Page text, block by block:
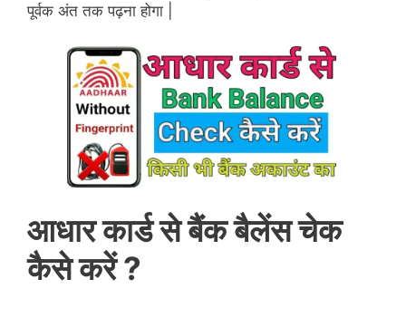
पूर्वक अंत तक पढ़ना होगा |
आधार कार्ड से बैंक बैलेंस चेक
कैसे करें ?